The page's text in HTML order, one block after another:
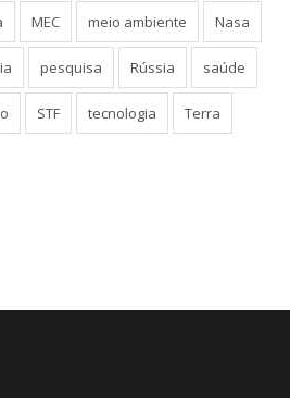
MEC meio ambiente Nasa
pesquisa Rússia saúde
STF tecnologia Terra